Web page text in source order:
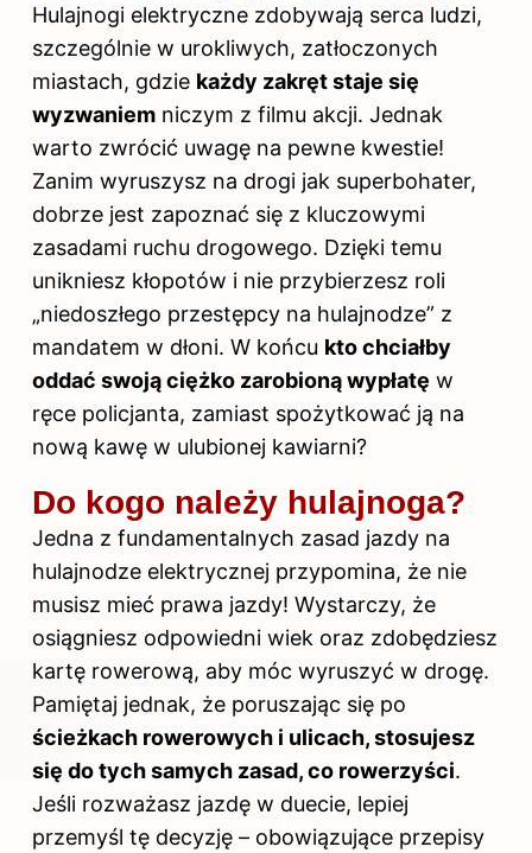
Hulajnogi elektryczne zdobywają serca ludzi,
szczególnie w urokliwych, zatłoczonych
miastach, gdzie każdy zakręt staje się
wyzwaniem niczym z filmu akcji. Jednak
warto zwrócić uwagę na pewne kwestie!
Zanim wyruszysz na drogi jak superbohater,
dobrze jest zapoznać się z kluczowymi
zasadami ruchu drogowego. Dzięki temu
unikniesz kłopotów i nie przybierzesz roli
„niedoszłego przestępcy na hulajnodze” z
mandatem w dłoni. W końcu kto chciałby
oddać swoją ciężko zarobioną wypłatę w
ręce policjanta, zamiast spożytkować ją na
nową kawę w ulubionej kawiarni?
Do kogo należy hulajnoga?
Jedna z fundamentalnych zasad jazdy na
hulajnodze elektrycznej przypomina, że nie
musisz mieć prawa jazdy! Wystarczy, że
osiągniesz odpowiedni wiek oraz zdobędziesz
kartę rowerową, aby móc wyruszyć w drogę.
Pamiętaj jednak, że poruszając się po
ścieżkach rowerowych i ulicach, stosujesz
się do tych samych zasad, co rowerzyści.
Jeśli rozważasz jazdę w duecie, lepiej
przemyśl tę decyzję – obowiązujące przepisy